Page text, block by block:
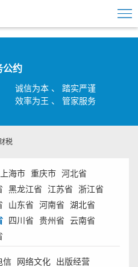
公约
诚信为本 、 踏实严谨
效率为王 、 管家服务
税
上海市 重庆市 河北省
黑龙江省 江苏省
浙江省
山东省 河南省
湖北省
四川省 贵州省
云南省
信 网络文化
出版经营